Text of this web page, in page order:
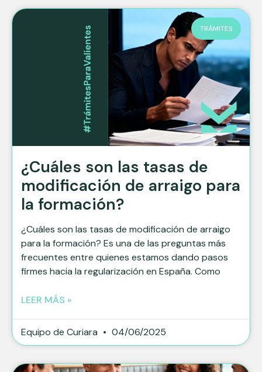
TRÁMITES
¿Cuáles son las tasas de
modificación de arraigo para
la formación?
¿Cuáles son las tasas de modificación de arraigo
para la formación? Es una de las preguntas más
frecuentes entre quienes estamos dando pasos
firmes hacia la regularización en España. Como
LEER MÁS »
Equipo de Curiara 04/06/2025